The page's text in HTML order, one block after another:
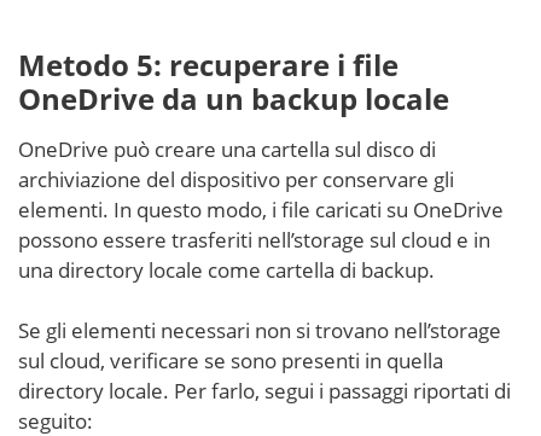
Metodo 5: recuperare i file
OneDrive da un backup locale
OneDrive può creare una cartella sul disco di
archiviazione del dispositivo per conservare gli
elementi. In questo modo, i file caricati su OneDrive
possono essere trasferiti nell’storage sul cloud e in
una directory locale come cartella di backup.
Se gli elementi necessari non si trovano nell’storage
sul cloud, verificare se sono presenti in quella
directory locale. Per farlo, segui i passaggi riportati di
seguito: